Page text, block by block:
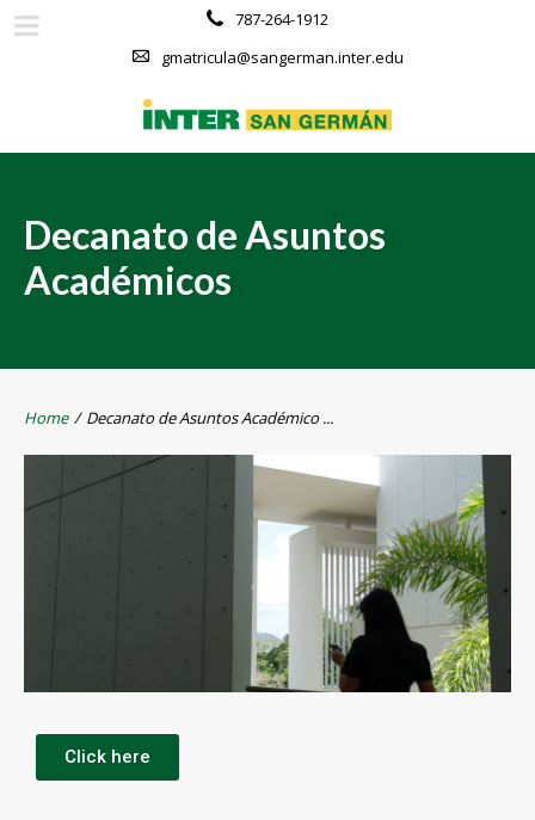
787-264-1912
gmatricula@sangerman.inter.edu
Decanato de Asuntos
Académicos
Home / Decanato de Asuntos Académico ...
Click here